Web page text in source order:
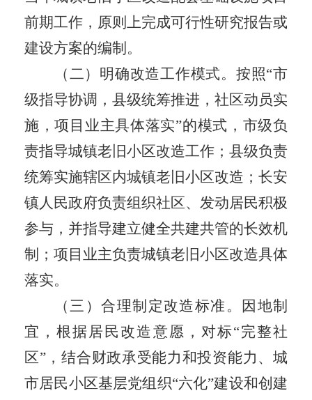
前期工作，原则上完成可行性研究报告或
建设方案的编制。
（二）明确改造工作模式。 按照“市
级指导协调，县级统筹推进， 社区动员实
施 ，项目 业主具体落实”的模式， 市级负
责指导城镇老旧小区改造工作 ； 县级负责
统筹实施辖区内城镇老旧小区改造 ； 长安
镇人民政府负责组织社区、 发动居民积极
参与， 并指导建立健全共建共管的长效机
制 ； 项目业主负责城镇老旧小区改造具体
落实。
（三）合理制定改造标准。
因地制
宜，根据居民改造意愿，对标“完整社
区”，结合财政承受能力和投资能力 、城
市居民小区基层党组织“六化”建设和创建